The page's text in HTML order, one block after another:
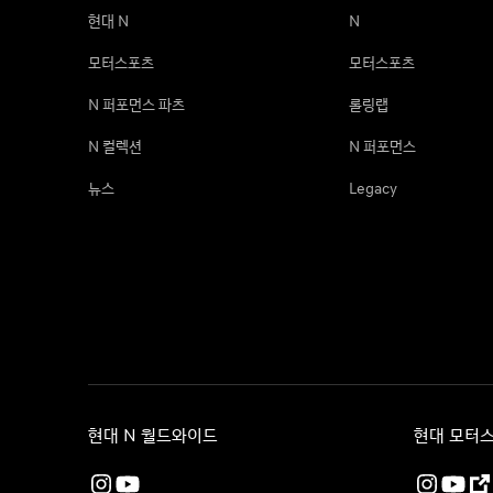
현대 N
모터스포츠
N 퍼포먼스 파츠
N 컬렉션
뉴스
N
모터스포츠
롤링랩
N 퍼포먼스
Legacy
현대 N 월드와이드 현대 모터